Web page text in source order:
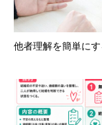
他者理解を簡単に